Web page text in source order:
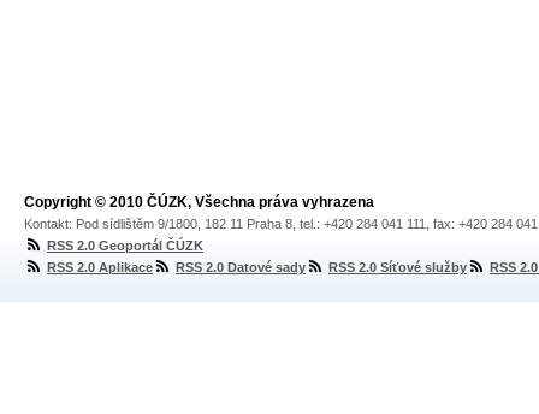
Copyright © 2010 ČÚZK, Všechna práva vyhrazena
Kontakt: Pod sídlištěm 9/1800, 182 11 Praha 8, tel.: +420 284 041 111, fax: +420 284
RSS 2.0 Geoportál ČÚZK
RSS 2.0 Aplikace
RSS 2.0 Datové sady RSS 2.0 Síťové služby RSS